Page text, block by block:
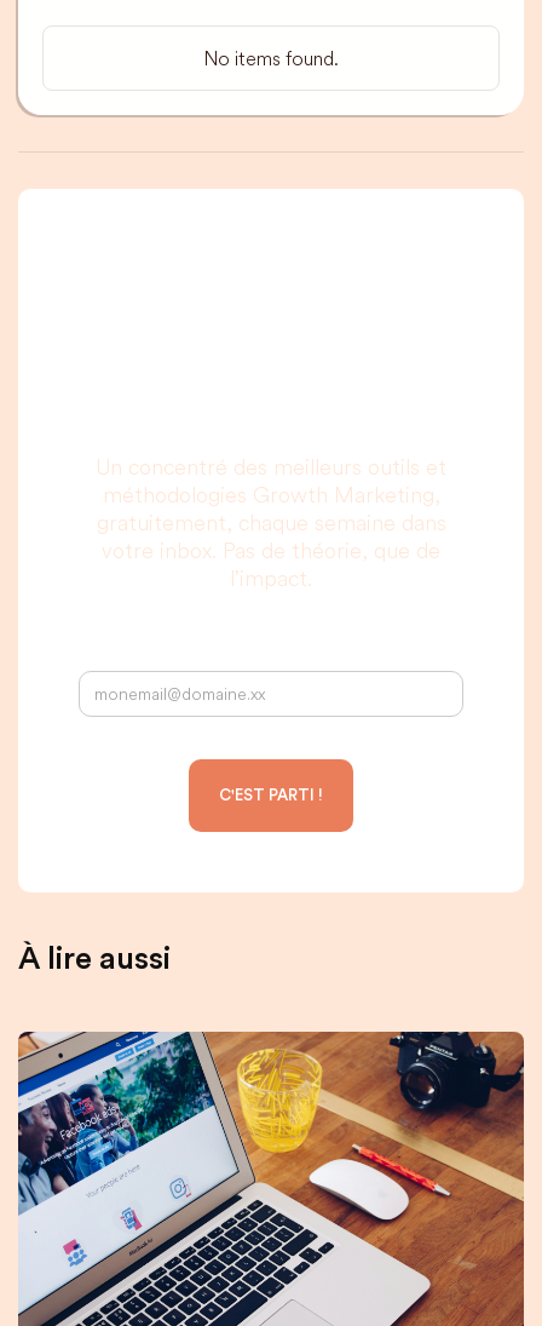
No items found.
Un concentré des meilleurs outils et
méthodologies Growth Marketing,
gratuitement, chaque semaine dans
votre inbox. Pas de théorie, que de
l’impact.
À lire aussi